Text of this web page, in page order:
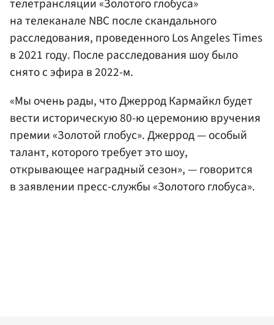
на телеканале NBC после скандального
расследования, проведенного Los Angeles Times
в 2021 году. После расследования шоу было
снято с эфира в 2022-м.
«Мы очень рады, что Джеррод Кармайкл будет
вести историческую 80-ю церемонию вручения
премии «Золотой глобус». Джеррод — особый
талант, которого требует это шоу,
открывающее наградный сезон», — говорится
в заявлении пресс-службы «Золотого глобуса».